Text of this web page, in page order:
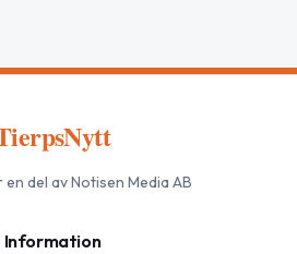
del av Notisen Media AB
Information